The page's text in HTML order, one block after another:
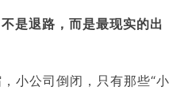
是退路，而是最现实的出
小公司倒闭，只有那些“小